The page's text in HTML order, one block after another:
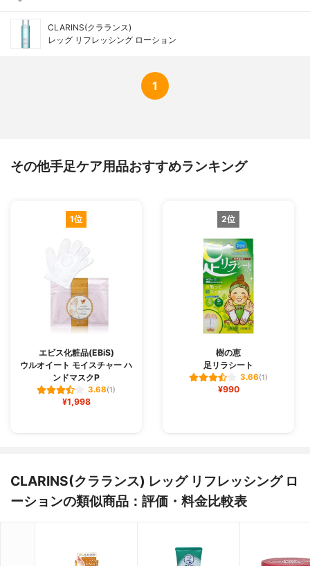
CLARINS(クラランス)
レッグ リフレッシング ローション
1
その他手足ケア用品おすすめランキング
1位
エビス化粧品(EBiS)
ウルオイート モイスチャー ハ
ンドマスクP
3.68(1)
¥1,998
2位
樹の恵
足リラシート
3.66(1)
¥990
CLARINS(クラランス) レッグ リフレッシング ロ
ーションの類似商品：評価・料金比較表